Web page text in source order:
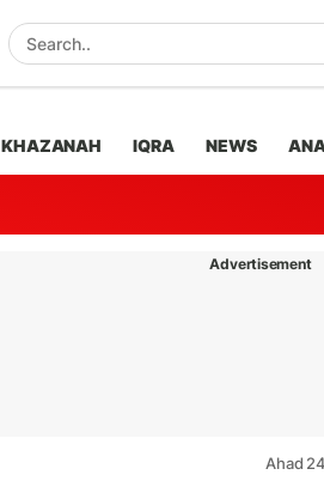
KHAZANAH IQRA NEWS
Advertisement
Ahad